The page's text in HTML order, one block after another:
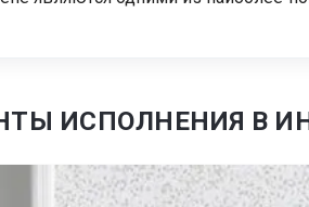
ИСПОЛНЕНИЯ В